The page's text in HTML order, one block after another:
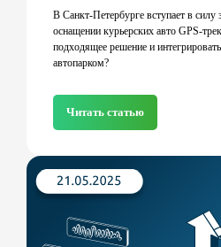
В Санкт-Петербурге вступает в силу
оснащении курьерских авто GPS-
подходящее решение и
автопарком?
Читать статью